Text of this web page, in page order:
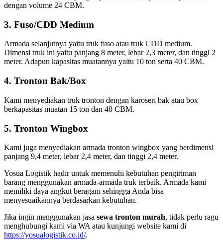
dengan volume 24 CBM.
3. Fuso/CDD Medium
Armada selanjutnya yaitu truk fuso atau truk CDD medium.
Dimensi truk ini yaitu panjang 8 meter, lebar 2,3 meter, dan tinggi 2
meter. Adapun kapasitas muatannya yaitu 10 ton serta 40 CBM.
4. Tronton Bak/Box
Kami menyediakan truk tronton dengan karoseri bak atau box
berkapasitas muatan 15 ton dan 40 CBM.
5. Tronton Wingbox
Kami juga menyediakan armada tronton wingbox yang berdimensi
panjang 9,4 meter, lebar 2,4 meter, dan tinggi 2,4 meter.
Yosua Logistik hadir untuk memenuhi kebutuhan pengiriman
barang menggunakan armada-armada truk terbaik. Armada kami
memiliki daya angkut beragam sehingga Anda bisa
menyesuaikannya berdasarkan kebutuhan.
Jika ingin menggunakan jasa sewa tronton murah, tidak perlu ragu
menghubungi kami via WA atau kunjungi website kami di
https://yosualogistik.co.id/.